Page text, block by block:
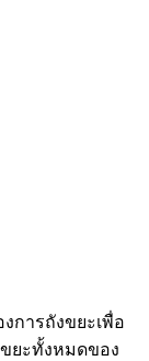
การถังขยะเพื่อ
ยะทั้งหมดของ